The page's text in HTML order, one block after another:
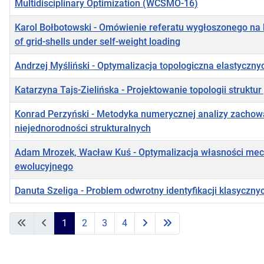
Articles
Multidisciplinary Optimization (WCSMO-16)
Karol Bołbotowski - Omówienie referatu wygłoszonego
of grid-shells under self-weight loading
Andrzej Myśliński - Optymalizacja topologiczna
Katarzyna Tajs-Zielińska - Projektowanie topologii
Konrad Perzyński - Metodyka numerycznej analizy
niejednorodności strukturalnych
Adam Mrozek, Wacław Kuś - Optymalizacja własności
ewolucyjnego
Danuta Szeliga - Problem odwrotny identyfikacji
1 2 3 4